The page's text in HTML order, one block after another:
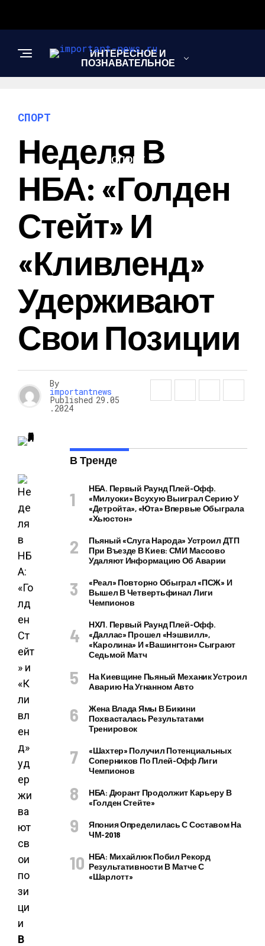
ИНТЕРЕСНОЕ И
ПОЗНАВАТЕЛЬНОЕ
СПОРТ
СПОРТ
Неделя В
НБА: «Голден
Стейт» И
«Кливленд»
Удерживают
Свои Позиции
By
importantnews
Published 29.05
.2024
В
В Тренде
НБА. Первый Раунд Плей-Офф.
«Милуоки» Всухую Выиграл Серию У
«Детройта», «Юта» Впервые Обыграла
«Хьюстон»
Пьяный «слуга Народа» Устроил ДТП
При Въезде В Киев: СМИ Массово
Удаляют Информацию Об Аварии
«Реал» Повторно Обыграл «ПСЖ» И
Вышел В Четвертьфинал Лиги
Чемпионов
НХЛ. Первый Раунд Плей-Офф.
«Даллас» Прошел «Нэшвилл»,
«Каролина» И «Вашингтон» Сыграют
Седьмой Матч
На Киевщине Пьяный Механик Устроил
Аварию На Угнанном Авто
Жена Влада Ямы В Бикини
Похвасталась Результатами
Тренировок
«Шахтер» Получил Потенциальных
Соперников По Плей-Офф Лиги
Чемпионов
НБА: Дюрант Продолжит Карьеру В
«Голден Стейте»
Япония Определилась С Составом На
ЧМ-2018
НБА: Михайлюк Побил Рекорд
Результативности В Матче С
«Шарлотт»